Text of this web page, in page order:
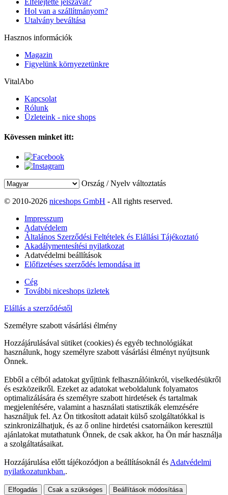
Hol van a szállítmányom?
Utalvány beváltása
Hasznos információk
Magazin
Figyelünk környezetünkre
VitalAbo
Kapcsolat
Rólunk
Üzleteink - nice shops
Kövessen minket itt:
Ország / Nyelv változtatás
© 2010-2026 niceshops GmbH - All rights reserved.
Impresszum
Adatvédelem
Általános Szerződési Feltételek és Elállási Tájékoztató
Akadálymentesítési nyilatkozat
Adatvédelmi beállítások
Előfizetéses szerződés lemondása itt
Cég
További niceshops üzletek
Elállás a szerződéstől
Személyre szabott vásárlási élmény
Hozzájárulásával sütiket (cookies) és egyéb technológiákat
használunk, hogy személyre szabott vásárlási élményt nyújtsunk
Önnek.
Ebből a célból adatokat gyűjtünk felhasználóinkról, viselkedésükről
és eszközeikről. Ezeket az adatokat weboldalunk folyamatos
optimalizálására és személyre szabott hirdetések és tartalmak
megjelenítésére, valamint a használati statisztikák elemzésére
használjuk fel. Az Ön titkosított adatait külső szolgáltatókkal is
szinkronizálhatjuk, és az ő online hirdetési csatornáikon keresztül
ajánlatokat mutathatunk Önnek, de csak akkor, ha Ön már használja
a szolgáltatásaikat.
Hozzájárulása előtt tájékozódjon a beállításoknál és Adatvédelmi
nyilatkozatunkban..
Elfogadás Csak a szükséges Beállítások módosítása